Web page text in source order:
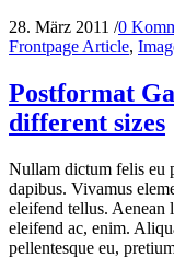
28. März 2011 /0
Frontpage Article,
Postformat
different sizes
Nullam dictum felis eu
dapibus. Vivamus
eleifend tellus. Aenean
eleifend ac, enim.
pellentesque eu,